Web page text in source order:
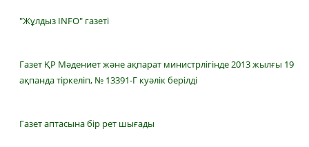
"Жұлдыз INFO" газеті
Газет ҚР Мәдениет және ақпарат министрлігінде 2013 жылғы 19
ақпанда тіркеліп, № 13391-Г куәлік берілді
Газет аптасына бір рет шығады